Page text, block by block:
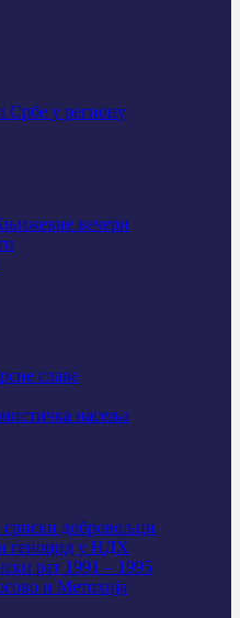
Србе у региону
вечери
славе
насеља
српски добровољци
геноцид у НДХ
рат 1991 – 1995
и Метохија